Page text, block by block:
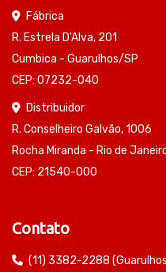
Fábrica
R. Estrela D'Alva, 201
Cumbica - Guarulhos/SP
CEP: 07232-040
Distribuidor
R. Conselheiro Galvão, 1006
Rocha Miranda - Rio de
CEP: 21540-000
Contato
(11) 3382-2288